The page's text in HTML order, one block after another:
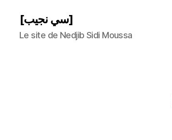
[سي نجيب]
Le site de Nedjib Sidi Moussa